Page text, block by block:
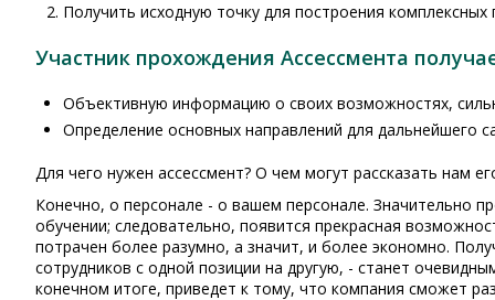
Получить исходную точку для построения
Участник прохождения Ассессмента
Объективную информацию о своих возможностях,
Определение основных направлений для дальнейшего
Для чего нужен ассессмент? О чем могут рассказать нам
Конечно, о персонале - о вашем персонале. Значительно
обучении; следовательно, появится прекрасная
потрачен более разумно, а значит, и более экономно.
сотрудников с одной позиции на другую, - станет
конечном итоге, приведет к тому, что компания сможет